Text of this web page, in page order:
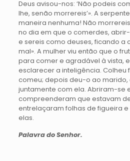
Deus avisou-nos: ‘Não podeis
lhe, senão morrereis’». A
maneira nenhuma! Não
no dia em que o comerdes,
e sereis como deuses, ficando a
mal». A mulher viu então que o
para comer e agradável à vista,
esclarecer a inteligência. Colheu
comeu; depois deu-o ao marido,
juntamente com ela. Abriram-se
compreenderam que estavam
entrelaçaram folhas de figueira
elas.
Palavra do Senhor.